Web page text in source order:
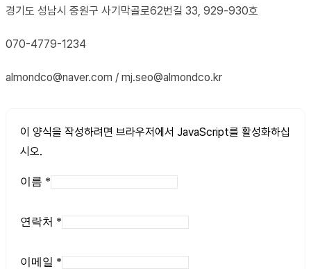
경기도 성남시 중원구 사기막골로62번길 33, 929-930호
070-4779-1234
almondco@naver.com / mj.seo@almondco.kr
이 양식을 작성하려면 브라우저에서 JavaScript를 활성화하십
시오.
이름 *
연락처 *
이메일 *